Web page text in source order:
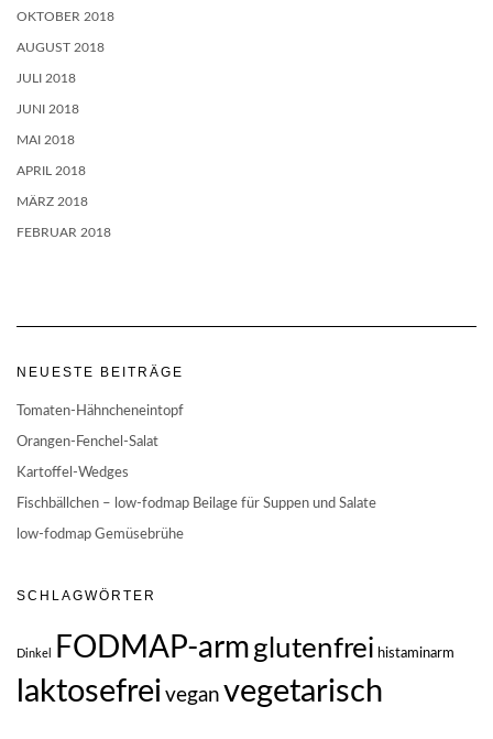
OKTOBER 2018
AUGUST 2018
JULI 2018
JUNI 2018
MAI 2018
APRIL 2018
MÄRZ 2018
FEBRUAR 2018
NEUESTE BEITRÄGE
Tomaten-Hähncheneintopf
Orangen-Fenchel-Salat
Kartoffel-Wedges
Fischbällchen – low-fodmap Beilage für Suppen und Salate
low-fodmap Gemüsebrühe
SCHLAGWÖRTER
Dinkel FODMAP-armglutenfrei histaminarm
laktosefrei vegan vegetarisch